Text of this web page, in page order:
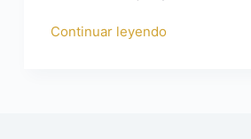
Continuar leyendo